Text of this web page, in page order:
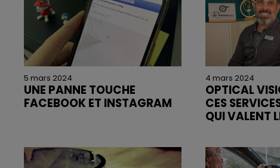
5 mars 2024
UNE PANNE TOUCHE
FACEBOOK ET INSTAGRAM
4 mars 2024
OPTICAL
CES
QUI VALENT